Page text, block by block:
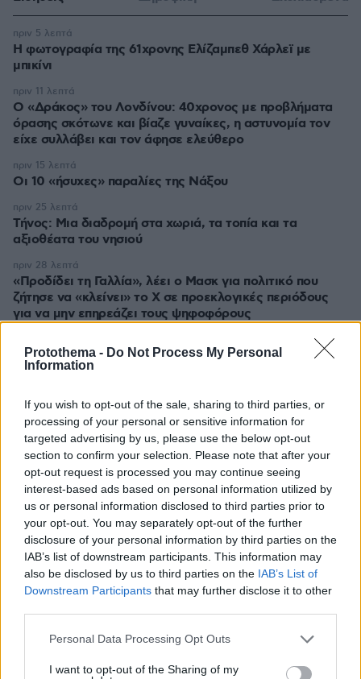
Protothema - Do Not Process My Personal
Information
If you wish to opt-out of the sale, sharing to third parties, or
processing of your personal or sensitive information for
targeted advertising by us, please use the below opt-out
section to confirm your selection. Please note that after your
opt-out request is processed you may continue seeing
interest-based ads based on personal information utilized by
us or personal information disclosed to third parties prior to
your opt-out. You may separately opt-out of the further
disclosure of your personal information by third parties on the
IAB’s list of downstream participants. This information may
also be disclosed by us to third parties on the IAB’s List of
Downstream Participants that may further disclose it to other
Please note that this website/app uses one or more Google
not limited to your visit or usage behaviour. You may click to
Personal Data Processing Opt Outs
I want to opt-out of the Sharing of my
Η φωτογραφία της 61χρονης Ελίζαμπεθ Χάρλεϊ με
μπικίνι
πριν 5 λεπτά
Ο «Δράκος» του Λονδίνου: 40χρονος με προβλήματα
όρασης σκότωνε και βίαζε γυναίκες, η αστυνομία τον
είχε συλλάβει και τον άφησε ελεύθερο
πριν 11 λεπτά
Οι 10 «ήσυχες» παραλίες της Νάξου
πριν 15 λεπτά
Τήνος: Μια διαδρομή στα χωριά, τα τοπία και τα
αξιοθέατα του νησιού
πριν 25 λεπτά
«Προδίδει τη Γαλλία», λέει ο Μασκ για πολιτικό που
ζήτησε να «κλείνει» το X σε προεκλογικές περιόδους
για να μην επηρεάζει τους ψηφοφόρους
πριν 28 λεπτά
Οι λόγοι που οι σκύλοι φοβούνται τόσο πολύ τις
ηλεκτρικές σκούπες
Λουκουμάδες, τηγανίτες ή pancakes; 23 παραδοσιακές
και σύγχρονες συνταγές για τα αγαπημένα ζυμάρια
πριν 35 λεπτά
Δεκάδες ρωσικές επιθέσεις στην περιφέρεια του
Ντνιπροπετρόφ της Ουκρανίας, δύο νεκροί και έξι
τραυματίες
πριν 39 λεπτά
Η Λίλα Μπακλέση έφερε στον κόσμο το πρώτο της
παιδί, δείτε την ανάρτηση του συντρόφου της περί...
λαού και εξουσίας
πριν 42 λεπτά
5 προορισμοί για solo travellers τα Σαββατοκύριακα του
καλοκαιριού